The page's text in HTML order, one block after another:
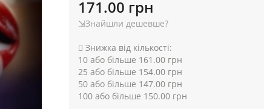
171.00 грн
⇲Знайшли дешевше?
Знижка від кількості:
10 або більше 161.00 грн
25 або більше 154.00 грн
50 або більше 147.00 грн
100 або більше 150.00 грн